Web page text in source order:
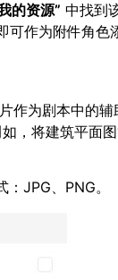
的资源” 中找到
作为附件角色
为剧本中的
，将建筑平面
JPG、PNG。